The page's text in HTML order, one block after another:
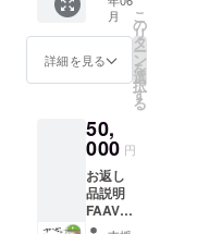
イラス
トの手
ぬぐい
をお送
リース
パー
ティー
にご招
待しま
す！
クレ
ジット
を入れ
て1冊プ
レゼン
す！ T
シャツ
のデザ
インは
完成次
第アッ
プしま
月
詳細を見る
こ
の
リ
タ
ー
ン
を
選
択
す
る
50,
000 円
お返し
品説明
FAAVO
宮崎の